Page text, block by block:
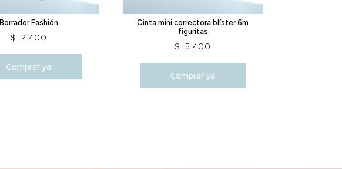
Borrador Fashión
$ 2.400
Comprar ya
Cinta mini correctora blíster 6m
figuritas
$ 5.400
Comprar ya